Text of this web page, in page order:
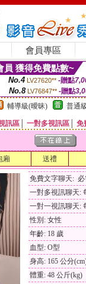
會員專區
員 獲得免費點數~
No.4 LV27620** -贈點
No.8 LV76847** -贈點
輔導級(曖昧) 普通
訊區 一對多視訊區 免
廂 送禮
免費文字聊天:
一對多視訊聊天:
一對一視訊聊天:
性別: 女性
年齡: 18 歲
血型: O型
身高: 165 公分
體重: 48 公斤(kg)